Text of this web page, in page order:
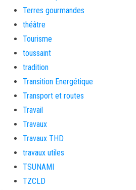
Terres gourmandes
théâtre
Tourisme
toussaint
tradition
Transition Energétique
Transport et routes
Travail
Travaux
Travaux THD
travaux utiles
TSUNAMI
TZCLD